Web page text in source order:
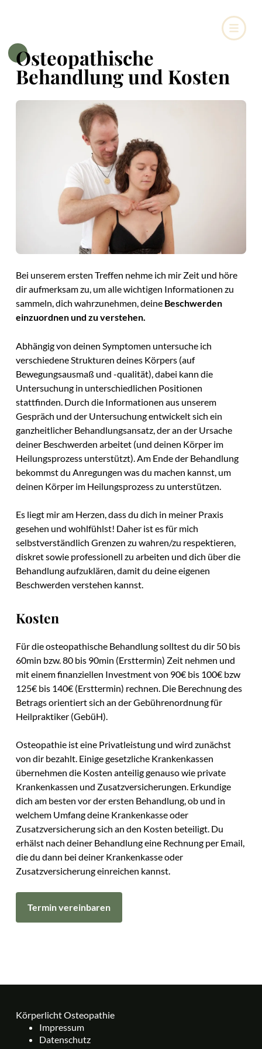
Osteopathische
Behandlung und Kosten
Bei unserem ersten Treffen nehme ich mir Zeit und höre
dir aufmerksam zu, um alle wichtigen Informationen zu
sammeln, dich wahrzunehmen, deine Beschwerden
einzuordnen und zu verstehen.
Abhängig von deinen Symptomen untersuche ich
verschiedene Strukturen deines Körpers (auf
Bewegungsausmaß und -qualität), dabei kann die
Untersuchung in unterschiedlichen Positionen
stattfinden. Durch die Informationen aus unserem
Gespräch und der Untersuchung entwickelt sich ein
ganzheitlicher Behandlungsansatz, der an der Ursache
deiner Beschwerden arbeitet (und deinen Körper im
Heilungsprozess unterstützt). Am Ende der Behandlung
bekommst du Anregungen was du machen kannst, um
deinen Körper im Heilungsprozess zu unterstützen.
Es liegt mir am Herzen, dass du dich in meiner Praxis
gesehen und wohlfühlst! Daher ist es für mich
selbstverständlich Grenzen zu wahren/zu respektieren,
diskret sowie professionell zu arbeiten und dich über die
Behandlung aufzuklären, damit du deine eigenen
Beschwerden verstehen kannst.
Kosten
Für die osteopathische Behandlung solltest du dir 50 bis
60min bzw. 80 bis 90min (Ersttermin) Zeit nehmen und
mit einem finanziellen Investment von 90€ bis 100€ bzw
125€ bis 140€ (Ersttermin) rechnen. Die Berechnung des
Betrags orientiert sich an der Gebührenordnung für
Heilpraktiker (GebüH).
Osteopathie ist eine Privatleistung und wird zunächst
von dir bezahlt. Einige gesetzliche Krankenkassen
übernehmen die Kosten anteilig genauso wie private
Krankenkassen und Zusatzversicherungen. Erkundige
dich am besten vor der ersten Behandlung, ob und in
welchem Umfang deine Krankenkasse oder
Zusatzversicherung sich an den Kosten beteiligt. Du
erhälst nach deiner Behandlung eine Rechnung per Email,
die du dann bei deiner Krankenkasse oder
Zusatzversicherung einreichen kannst.
Termin vereinbaren
Körperlicht Osteopathie
Impressum
Datenschutz